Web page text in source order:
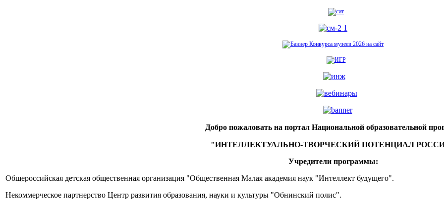
Добро пожаловать на портал Национальной образовательной
"ИНТЕЛЛЕКТУАЛЬНО-ТВОРЧЕСКИЙ ПОТЕНЦИАЛ
Учредители программы:
Общероссийская детская общественная организация "Общественная Малая академия наук "Интеллект будущего".
Некоммерческое партнерство Центр развития образования, науки и культуры "Обнинский полис".